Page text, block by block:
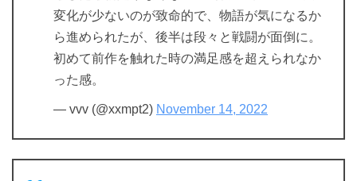
変化が少ないのが致命的で、物語が気になるか
ら進められたが、後半は段々と戦闘が面倒に。
初めて前作を触れた時の満足感を超えられなか
った感。
— vvv (@xxmpt2) November 14, 2022